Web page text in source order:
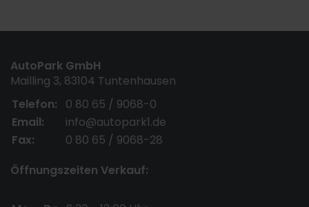
AutoPark GmbH
Mailling 3, 83104 Tuntenhausen
Telefon:
0 80 65 / 9068-0
Email:
info@autopark1.de
Fax:
0 80 65 / 9068-28
Öffnungszeiten Verkauf: